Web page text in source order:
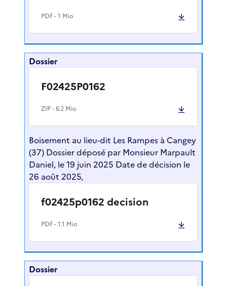
PDF- 1 Mio
Dossier
F02425P0162
ZIP- 6.2 Mio
Boisement au lieu-dit Les Rampes à Cangey
(37) Dossier déposé par Monsieur Marpault
Daniel, le 19 juin 2025 Date de décision le
26 août 2025,
f02425p0162 decision
PDF- 1.1 Mio
Dossier